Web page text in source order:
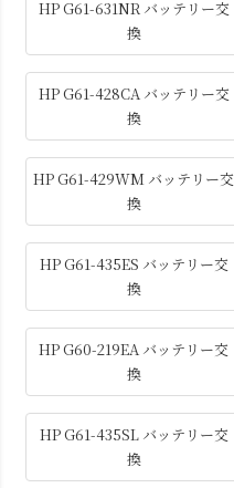
HP G61-631NR バッテリー交
換
HP G61-428CA バッテリー交
換
HP G61-429WM バッテリー交
換
HP G61-435ES バッテリー交
換
HP G60-219EA バッテリー交
換
HP G61-435SL バッテリー交
換